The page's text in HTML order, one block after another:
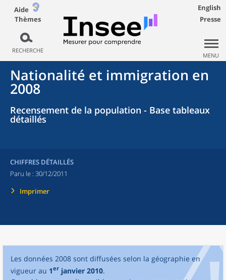
Aide
Thèmes
RECHERCHE
English
Presse
MENU
Nationalité et immigration en
2008
Recensement de la population - Base tableaux
détaillés
CHIFFRES DÉTAILLÉS
Paru le : 30/12/2011
Imprimer
Les données 2008 sont diffusées selon la géographie en
vigueur au 1er janvier 2010.